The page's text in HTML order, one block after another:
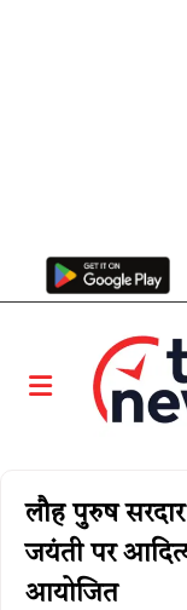
लौह पुरुष
जयंती पर
आयोजित